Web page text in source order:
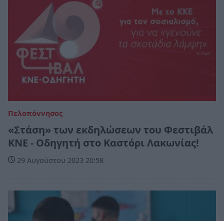
Πελοπόννησος
«Στάση» των εκδηλώσεων του Φεστιβάλ
ΚΝΕ - Οδηγητή στο Καστόρι Λακωνίας!
29 Αυγούστου 2023 20:58